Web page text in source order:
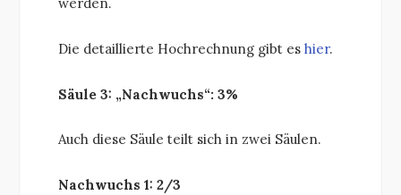
Die detaillierte Hochrechnung gibt es hier.
Säule 3: „Nachwuchs“: 3%
Auch diese Säule teilt sich in zwei Säulen.
Nachwuchs 1: 2/3